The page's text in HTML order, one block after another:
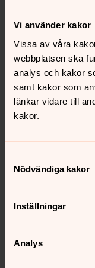
Vi använder kakor
Vissa av våra
webbplatsen ska
analys och kakor
samt kakor som
länkar vidare till
kakor.
Nödvändiga kakor
Inställningar
Analys
· Motiverade och
· Engagerade
Tjänsten är på
överenskommelse.
Vill du veta mer
tfn 0703-333240
Sista